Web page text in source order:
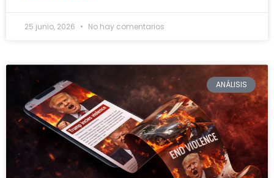
25 junio, 2026 No hay comentarios
ANÁLISIS